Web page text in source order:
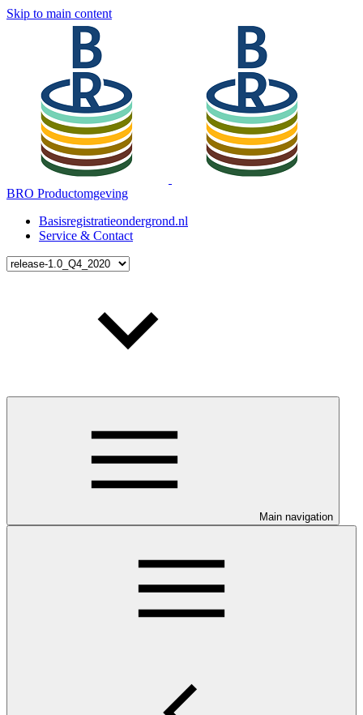
Skip to main content
BRO Productomgeving
Basisregistratieondergrond.nl
Service & Contact
Main navigation